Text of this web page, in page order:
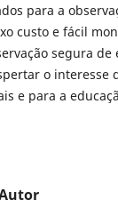
para a
custo e fácil
segura
o interesse
e para a